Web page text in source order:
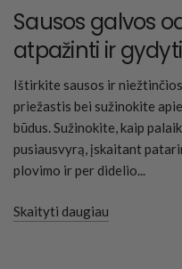
Sausos galvos
atpažinti ir
Ištirkite sausos ir
priežastis bei sužinokite
būdus. Sužinokite, kaip
pusiausvyrą, įskaitant
plovimo ir per didelio...
Skaityti daugiau